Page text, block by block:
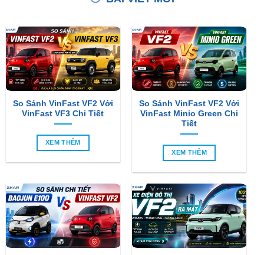
So Sánh VinFast VF2 Với
VinFast VF3 Chi Tiết
XEM THÊM
So Sánh VinFast VF2 Với
VinFast Minio Green Chi
Tiết
XEM THÊM